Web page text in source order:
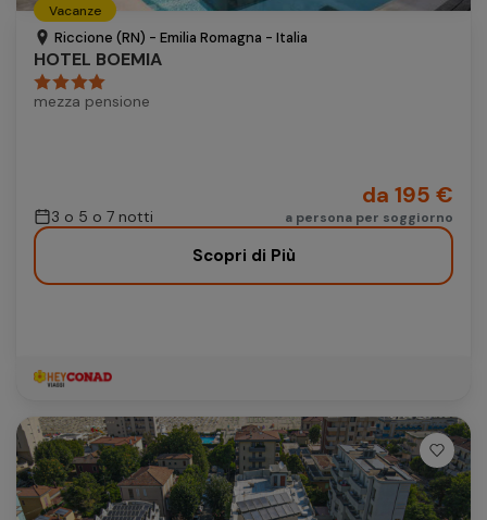
Vacanze
Riccione (RN) - Emilia Romagna - Italia
HOTEL BOEMIA
mezza pensione
3 o 5 o 7 notti
da 195 €
a persona per soggiorno
Scopri di Più